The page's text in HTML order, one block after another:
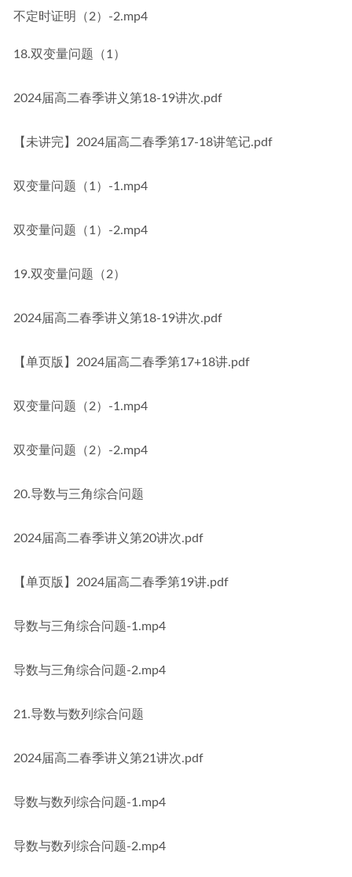
不定时证明（2）-2.mp4
18.双变量问题（1）
2024届高二春季讲义第18-19讲次.pdf
【未讲完】2024届高二春季第17-18讲笔记.pdf
双变量问题（1）-1.mp4
双变量问题（1）-2.mp4
19.双变量问题（2）
2024届高二春季讲义第18-19讲次.pdf
【单页版】2024届高二春季第17+18讲.pdf
双变量问题（2）-1.mp4
双变量问题（2）-2.mp4
20.导数与三角综合问题
2024届高二春季讲义第20讲次.pdf
【单页版】2024届高二春季第19讲.pdf
导数与三角综合问题-1.mp4
导数与三角综合问题-2.mp4
21.导数与数列综合问题
2024届高二春季讲义第21讲次.pdf
导数与数列综合问题-1.mp4
导数与数列综合问题-2.mp4